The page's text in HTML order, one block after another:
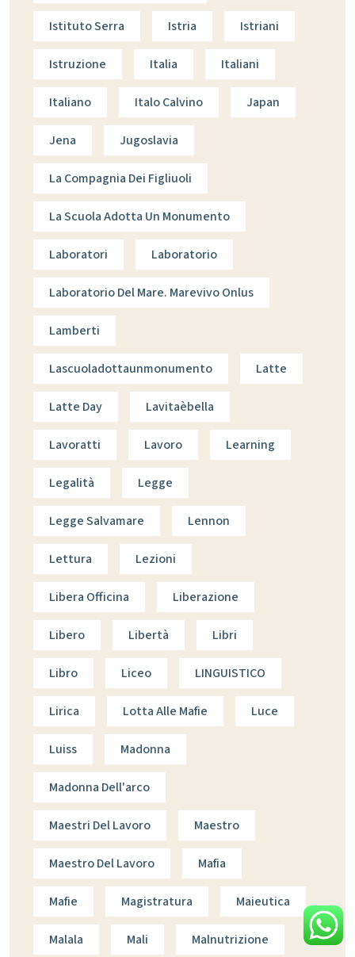
Istituto Serra Istria Istriani
Istruzione Italia Italiani
Italiano Italo Calvino Japan
Jena Jugoslavia
La Compagnia Dei Figliuoli
La Scuola Adotta Un Monumento
Laboratori Laboratorio
Laboratorio Del Mare. Marevivo Onlus
Lamberti
Lascuoladottaunmonumento Latte
Latte Day Lavitaèbella
Lavoratti Lavoro Learning
Legalità Legge
Legge Salvamare Lennon
Lettura Lezioni
Libera Officina Liberazione
Libero Libertà Libri
Libro Liceo LINGUISTICO
Lirica Lotta Alle Mafie Luce
Luiss Madonna
Madonna Dell'arco
Maestri Del Lavoro Maestro
Maestro Del Lavoro Mafia
Mafie Magistratura Maieutica
Malala Mali Malnutrizione